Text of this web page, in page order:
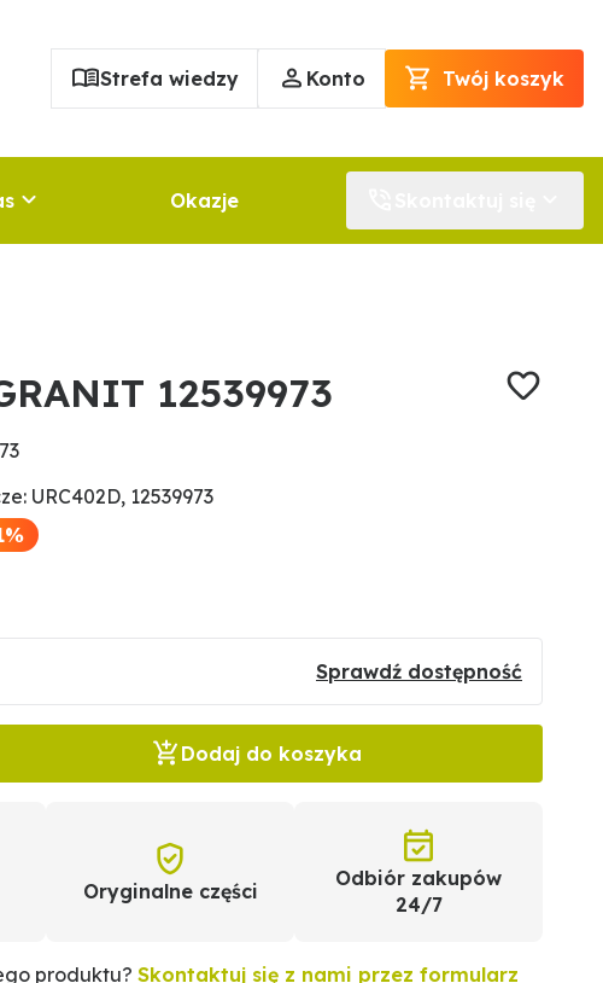
Strefa wiedzy Konto Twój koszyk
Okazje
12539973
URC402D, 12539973
Sprawdź dostępność
Dodaj do koszyka
Oryginalne części
Odbiór zakupów
24/7
produktu? Skontaktuj się z nami przez formularz